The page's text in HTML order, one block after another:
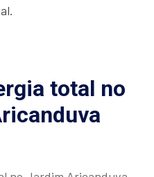
total no